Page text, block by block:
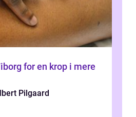
for en krop i mere
Pilgaard